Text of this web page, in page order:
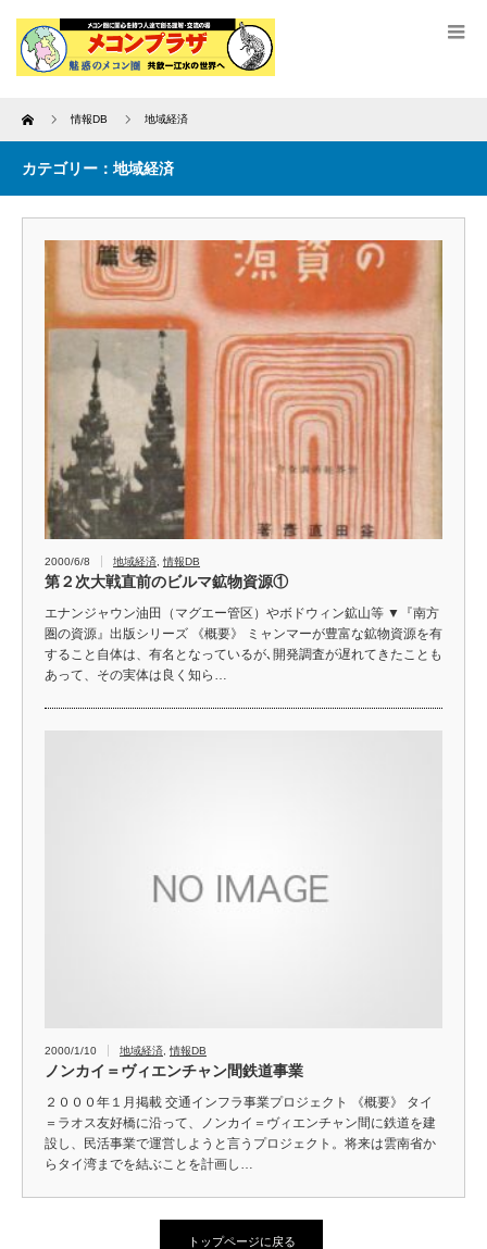
Home 情報DB 地域経済
カテゴリー：地域経済
2000/6/8 地域経済 情報DB
第２次大戦直前のビルマ鉱物資源①
エナンジャウン油田（マグエー管区）やボドウィン鉱山等 ▼『南方
圏の資源』出版シリーズ 《概要》 ミャンマーが豊富な鉱物資源を有
すること自体は、有名となっているが､開発調査が遅れてきたことも
あって、その実体は良く知ら…
2000/1/10 地域経済 情報DB
ノンカイ＝ヴィエンチャン間鉄道事業
２０００年１月掲載 交通インフラ事業プロジェクト 《概要》 タイ
＝ラオス友好橋に沿って、ノンカイ＝ヴィエンチャン間に鉄道を建
設し、民活事業で運営しようと言うプロジェクト。将来は雲南省か
らタイ湾までを結ぶことを計画し…
トップページに戻る